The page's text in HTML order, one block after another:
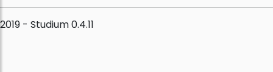
2019 - Studium 0.4.11